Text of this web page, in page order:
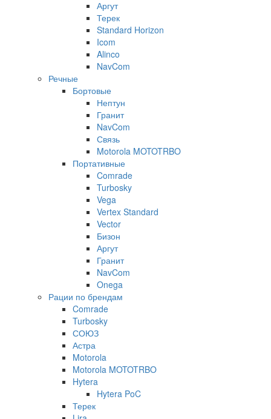
Аргут
Терек
Standard Horizon
Icom
Alinco
NavCom
Речные
Бортовые
Нептун
Гранит
NavCom
Связь
Motorola MOTOTRBO
Портативные
Comrade
Turbosky
Vega
Vertex Standard
Vector
Бизон
Аргут
Гранит
NavCom
Onega
Рации по брендам
Comrade
Turbosky
СОЮЗ
Астра
Motorola
Motorola MOTOTRBO
Hytera
Hytera PoC
Терек